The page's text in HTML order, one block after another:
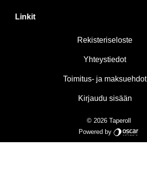
Linkit
Rekisteriseloste
Yhteystiedot
Toimitus- ja maksuehdot
Kirjaudu sisään
© 2026 Taperoll
Powered by